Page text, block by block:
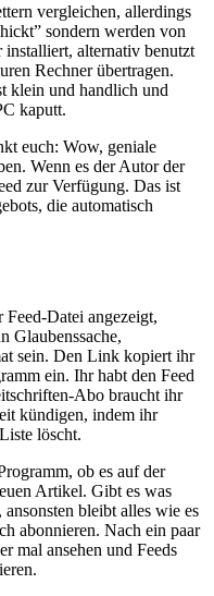
vergleichen, allerdings
sondern werden von
installiert, alternativ benutzt
Rechner übertragen.
klein und handlich und
kaputt.
euch: Wow, geniale
Wenn es der Autor der
zur Verfügung. Das ist
die automatisch
Datei angezeigt,
Glaubenssache,
sein. Den Link kopiert ihr
ein. Ihr habt den Feed
Abo braucht ihr
kündigen, indem ihr
löscht.
ob es auf der
Artikel. Gibt es was
bleibt alles wie es
abonnieren. Nach ein paar
mal ansehen und Feeds